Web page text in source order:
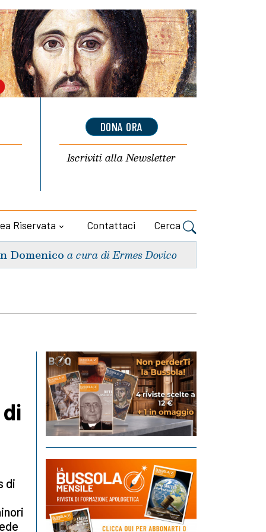
DONA ORA
Iscriviti allaNewsletter
Riservata Contattaci Cerca
Domenico a cura di Ermes Dovico
di